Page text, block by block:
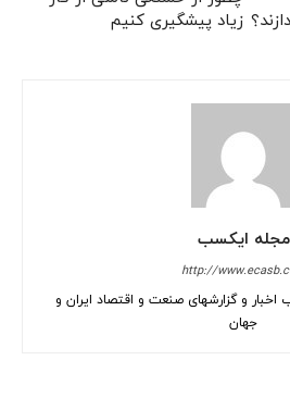
زیاد پیشگیری کنیم
مجله ایکسب
http://
و گزارشهای صنعت و اقتصاد ایران و
جهان